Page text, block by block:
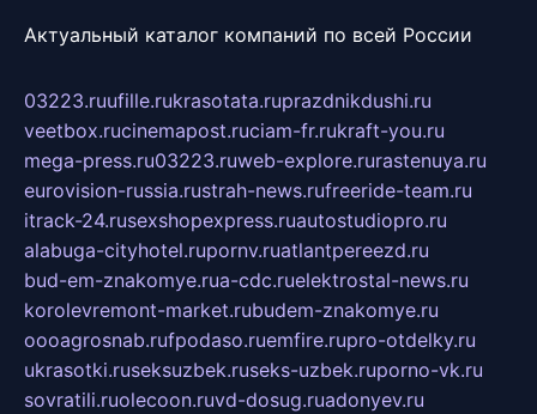
Актуальный каталог компаний по всей России
03223.ruufille.rukrasotata.ruprazdnikdushi.ru
veetbox.rucinemapost.ruciam-fr.rukraft-you.ru
mega-press.ru03223.ruweb-explore.rurastenuya.ru
eurovision-russia.rustrah-news.rufreeride-team.ru
itrack-24.rusexshopexpress.ruautostudiopro.ru
alabuga-cityhotel.rupornv.ruatlantpereezd.ru
bud-em-znakomye.rua-cdc.ruelektrostal-news.ru
korolevremont-market.rubudem-znakomye.ru
oooagrosnab.rufpodaso.ruemfire.rupro-otdelky.ru
ukrasotki.ruseksuzbek.ruseks-uzbek.ruporno-vk.ru
sovratili.ruolecoon.ruvd-dosug.ruadonyev.ru